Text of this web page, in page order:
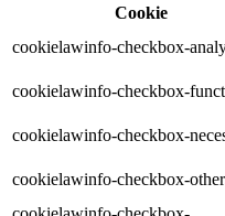
Cookie
cookielawinfo-checkbox-
cookielawinfo-checkbox-
cookielawinfo-checkbox-
cookielawinfo-checkbox-